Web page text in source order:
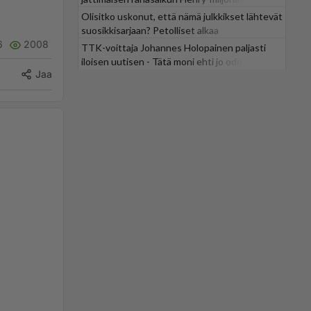
2008
Jaa
Olisitko uskonut, että nämä julkkikset lähtevät
suosikkisarjaan? Petolliset alkaa
jättiyllätyksellä
TTK-voittaja Johannes Holopainen paljasti
iloisen uutisen - Tätä moni ehti jo odottaa